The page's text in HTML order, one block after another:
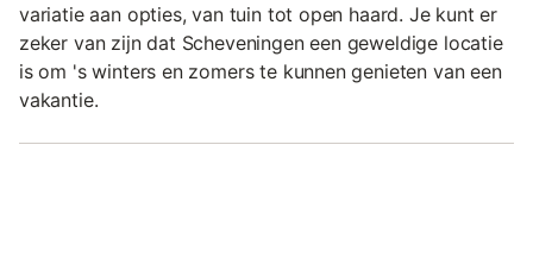
variatie aan opties, van tuin tot open haard. Je kunt er
zeker van zijn dat Scheveningen een geweldige locatie
is om 's winters en zomers te kunnen genieten van een
vakantie.